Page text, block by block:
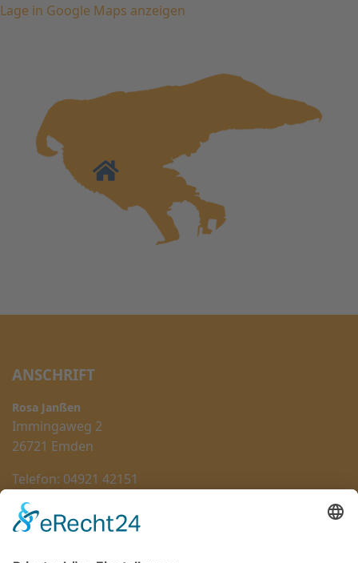
Lage in Google Maps anzeigen
ANSCHRIFT
Rosa Janßen
Immingaweg 2
26721 Emden
Telefon: 04921 42151
Mobil: 017660028674